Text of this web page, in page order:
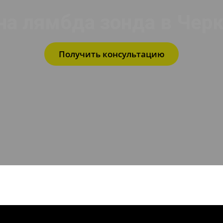
Получить консультацию